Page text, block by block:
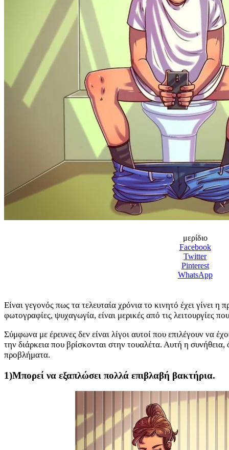
μερίδιο
Facebook
Twitter
Pinterest
WhatsApp
Είναι γεγονός πως τα τελευταία χρόνια το κινητό έχει γίνει
φωτογραφίες, ψυχαγωγία, είναι μερικές από τις λειτουργίες
Σύμφωνα με έρευνες δεν είναι λίγοι αυτοί που επιλέγουν να
την διάρκεια που βρίσκονται στην τουαλέτα. Αυτή η
προβλήματα.
1)Μπορεί να εξαπλώσει πολλά επιβλαβή βακτήρια.